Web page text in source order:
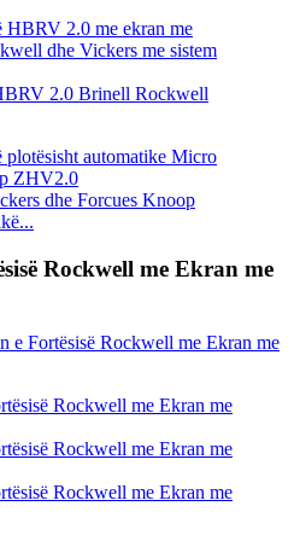
2.0 Brinell Rockwell
dhe Forcues Knoop
Rockwell me Ekran me